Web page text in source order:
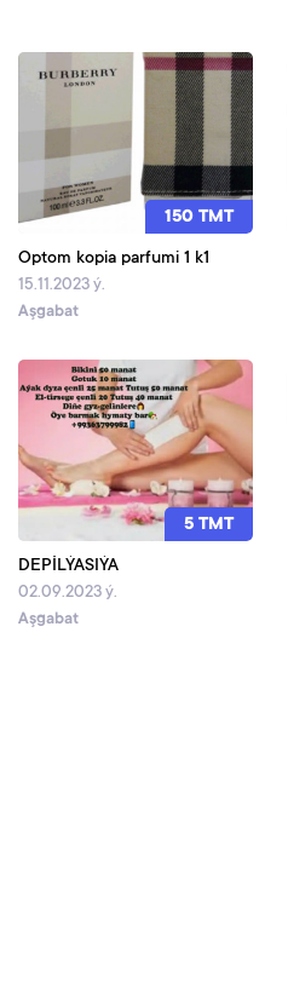
150 TMT
Optom kopia parfumi 1 k1
15.11.2023 ý.
Aşgabat
5 TMT
DEPİLÝASIÝA
02.09.2023 ý.
Aşgabat